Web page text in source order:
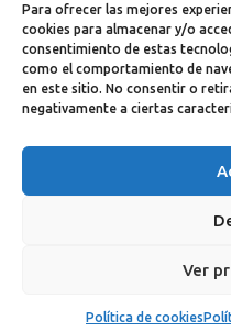
Para ofrecer las mejores
cookies para almacenar y/o
consentimiento de estas
como el comportamiento de
en este sitio. No consentir o
negativamente a ciertas
Ver
Política de cookies
Legal
Aviso Legal
Política de